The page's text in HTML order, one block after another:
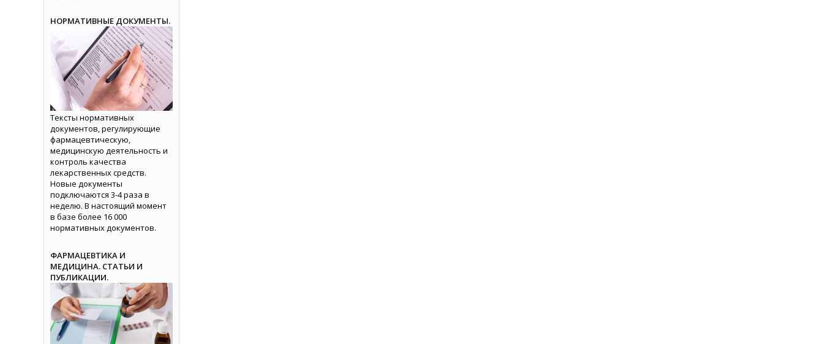
НОРМАТИВНЫЕ ДОКУМЕНТЫ.
Тексты нормативных
документов, регулирующие
фармацевтическую,
медицинскую деятельность и
контроль качества
лекарственных средств.
Новые документы
подключаются 3-4 раза в
неделю. В настоящий момент
в базе более 16 000
нормативных документов.
ФАРМАЦЕВТИКА И
МЕДИЦИНА. СТАТЬИ И
ПУБЛИКАЦИИ.